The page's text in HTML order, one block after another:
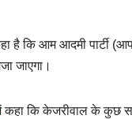
है कि आम आदमी पार्टी
जाएगा।
कि केजरीवाल के कुछ